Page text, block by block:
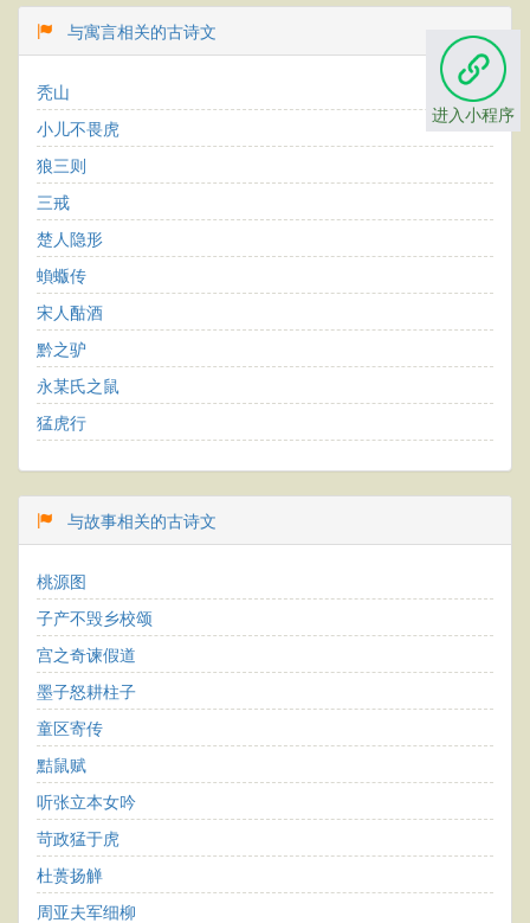
与寓言相关的古诗文
秃山
小儿不畏虎
狼三则
三戒
楚人隐形
蝜蝂传
宋人酤酒
黔之驴
永某氏之鼠
猛虎行
与故事相关的古诗文
桃源图
子产不毁乡校颂
宫之奇谏假道
墨子怒耕柱子
童区寄传
黠鼠赋
听张立本女吟
苛政猛于虎
杜蒉扬觯
周亚夫军细柳
进入小程序